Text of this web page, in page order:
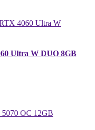
Ultra W DUO 8GB